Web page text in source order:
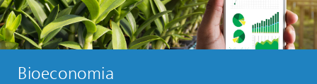
Bioeconomia